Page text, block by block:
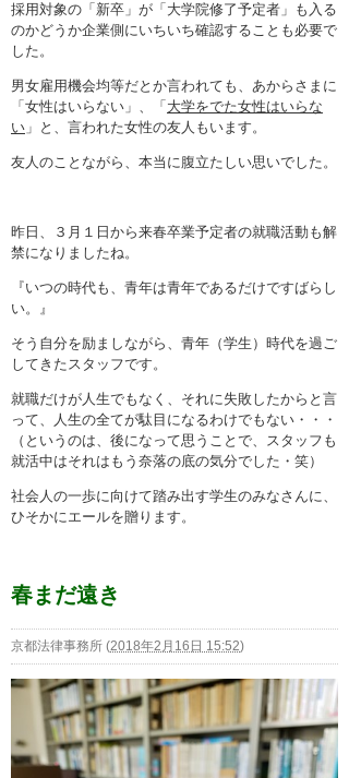
採用対象の「新卒」が「大学院修了予定者」も入る
のかどうか企業側にいちいち確認することも必要で
した。
男女雇用機会均等だとか言われても、あからさまに
「女性はいらない」、「 大学をでた女性はいらな
い 」と、言われた女性の友人もいます。
友人のことながら、本当に腹立たしい思いでした。
昨日、３月１日から来春卒業予定者の就職活動も解
禁になりましたね。
『いつの時代も、青年は青年であるだけですばらし
い。』
そう自分を励ましながら、青年（学生）時代を過ご
してきたスタッフです。
就職だけが人生でもなく、それに失敗したからと言
って、人生の全てが駄目になるわけでもない・・・
（というのは、後になって思うことで、スタッフも
就活中はそれはもう奈落の底の気分でした・笑）
社会人の一歩に向けて踏み出す学生のみなさんに、
ひそかにエールを贈ります。
春まだ遠き
京都法律事務所 (2018年2月16日 15:52)